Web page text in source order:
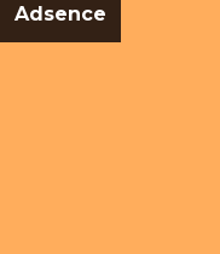
Adsence